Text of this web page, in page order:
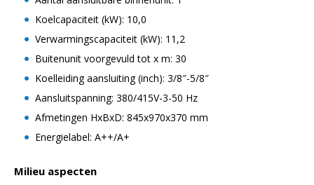
Koelcapaciteit (kW): 10,0
Verwarmingscapaciteit (kW): 11,2
Buitenunit voorgevuld tot x m: 30
Koelleiding aansluiting (inch): 3/8″-5/8″
Aansluitspanning: 380/415V-3-50 Hz
Afmetingen HxBxD: 845x970x370 mm
Energielabel: A++/A+
Milieu aspecten